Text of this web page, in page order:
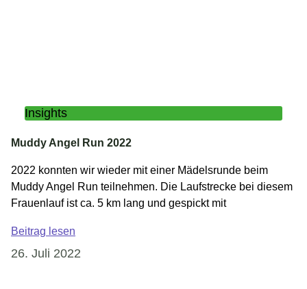
Insights
Muddy Angel Run 2022
2022 konnten wir wieder mit einer Mädelsrunde beim
Muddy Angel Run teilnehmen. Die Laufstrecke bei diesem
Frauenlauf ist ca. 5 km lang und gespickt mit
Beitrag lesen
26. Juli 2022